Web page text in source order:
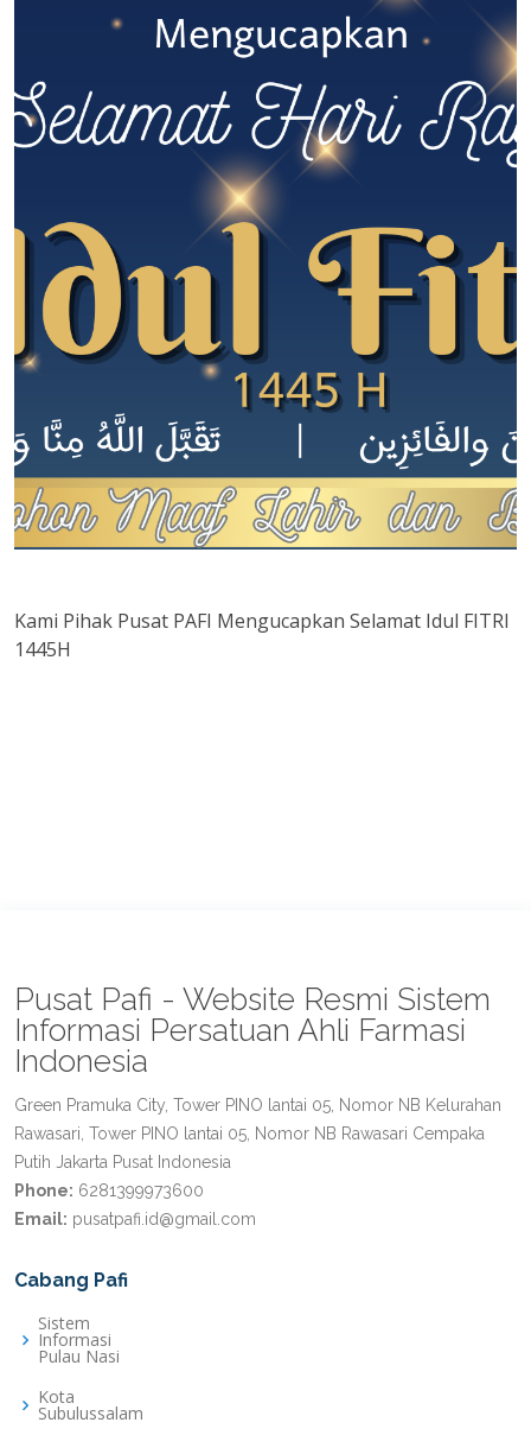
Kami Pihak Pusat PAFI Mengucapkan Selamat Idul FITRI
1445H
Pusat Pafi - Website Resmi Sistem
Informasi Persatuan Ahli Farmasi
Indonesia
Green Pramuka City, Tower PINO lantai 05, Nomor NB Kelurahan
Rawasari, Tower PINO lantai 05, Nomor NB Rawasari Cempaka
Putih Jakarta Pusat Indonesia
Phone: 6281399973600
Email: pusatpafi.id@gmail.com
Cabang Pafi
Sistem
Informasi
Pulau Nasi
Kota
Subulussalam